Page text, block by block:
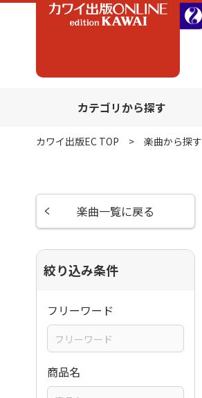
カテゴリから探す
カワイ出版EC TOP 楽曲から探す
楽曲一覧に戻る
絞り込み条件
フリーワード
商品名